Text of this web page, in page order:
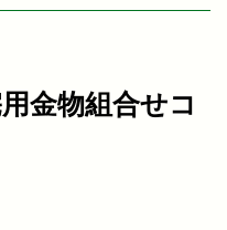
金物組合せコ